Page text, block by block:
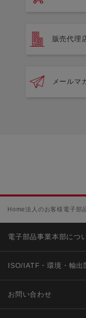
販売代理
メールマ
Home法人のお客様 電子部
電子部品事業本部につ
ISO/IATF・環境・輸出
お問い合わせ